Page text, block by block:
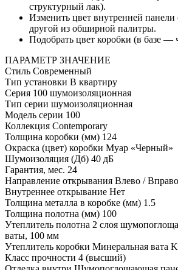
структурный лак).
Изменить цвет внутренней панели
другой из обширной палитры.
Подобрать цвет коробки (в базе —
ПАРАМЕТР ЗНАЧЕНИЕ
Стиль Современный
Тип установки В квартиру
Серия 100 шумоизоляционная
Тип серии шумоизоляционная
Модель серии 100
Коллекция Contemporary
Толщина коробки (мм) 124
Окраска (цвет) коробки Муар «Черный»
Шумоизоляция (Дб) 40 дБ
Гарантия, мес. 24
Направление открывания Влево / Вправо
Внутреннее открывание Нет
Толщина металла в коробке (мм) 1.5
Толщина полотна (мм) 100
Утеплитель полотна 2 слоя
ваты, 100 мм
Утеплитель коробки Минеральная вата
Класс прочности 4 (высший)